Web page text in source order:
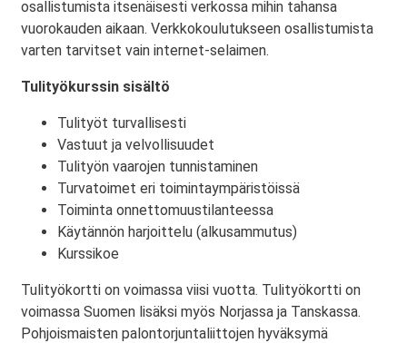
osallistumista itsenäisesti verkossa mihin tahansa
vuorokauden aikaan. Verkkokoulutukseen osallistumista
varten tarvitset vain internet-selaimen.
Tulityökurssin sisältö
Tulityöt turvallisesti
Vastuut ja velvollisuudet
Tulityön vaarojen tunnistaminen
Turvatoimet eri toimintaympäristöissä
Toiminta onnettomuustilanteessa
Käytännön harjoittelu (alkusammutus)
Kurssikoe
Tulityökortti on voimassa viisi vuotta. Tulityökortti on
voimassa Suomen lisäksi myös Norjassa ja Tanskassa.
Pohjoismaisten palontorjuntaliittojen hyväksymä